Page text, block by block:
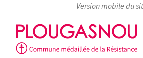
Skip
to
content